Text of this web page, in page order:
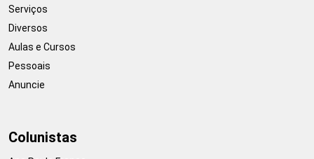
Serviços
Diversos
Aulas e Cursos
Pessoais
Anuncie
Colunistas